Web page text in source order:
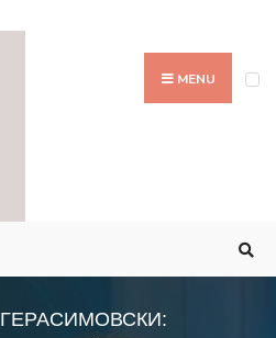
MENU
ГЕРАСИМОВСКИ: